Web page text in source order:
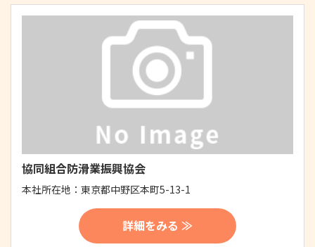
協同組合防滑業振興協会
本社所在地： 東京都中野区本町5-13-1
詳細をみる ≫